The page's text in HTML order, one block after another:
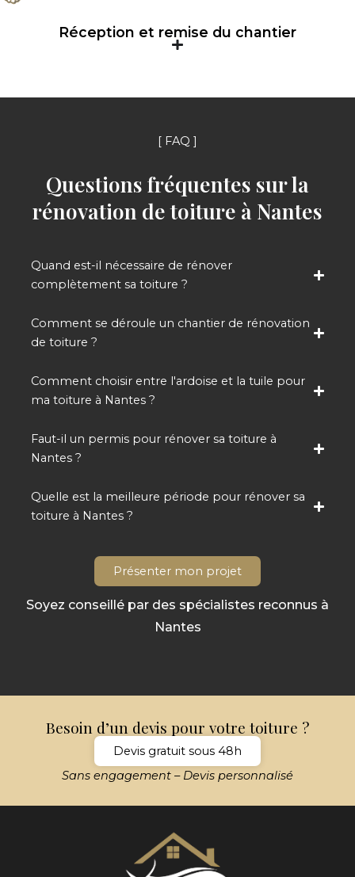
Réception et remise du chantier
[ FAQ ]
Questions fréquentes sur la
rénovation de toiture à Nantes
Quand est-il nécessaire de rénover
complètement sa toiture ?
Comment se déroule un chantier de rénovation
de toiture ?
Comment choisir entre l'ardoise et la tuile pour
ma toiture à Nantes ?
Faut-il un permis pour rénover sa toiture à
Nantes ?
Quelle est la meilleure période pour rénover sa
toiture à Nantes ?
Présenter mon projet
Soyez conseillé par des spécialistes reconnus à
Nantes
Besoin d’un devis pour votre toiture ?
Devis gratuit sous 48h
Sans engagement – Devis personnalisé